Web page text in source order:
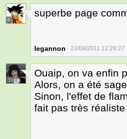
4
superbe page
legannon 22/08/2011 12:29:27
36
Ouaip, on va enfin
Alors, on a été
Sinon, l'effet de
fait pas très réaliste